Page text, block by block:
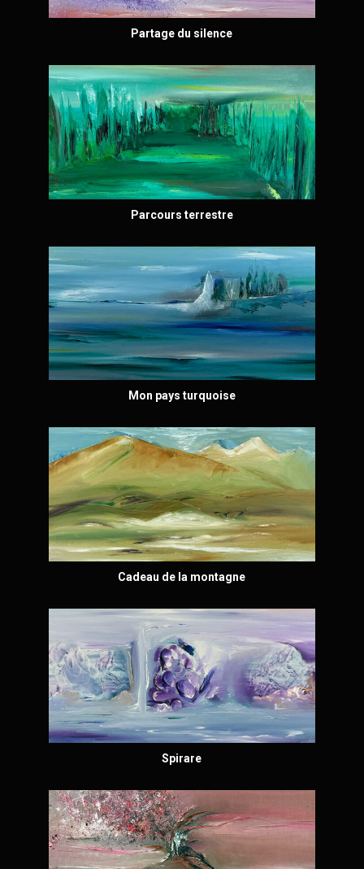
Partage du silence
Parcours terrestre
Mon pays turquoise
Cadeau de la montagne
Spirare